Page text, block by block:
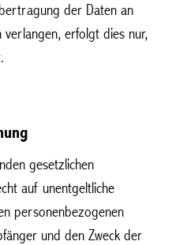
der Daten an
erfolgt dies nur,
gesetzlichen
auf unentgeltliche
personenbezogenen
und den Zweck der